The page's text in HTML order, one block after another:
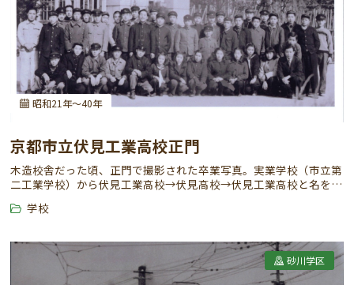
昭和21年～40年
京都市立伏見工業高校正門
木造校舎だった頃、正門で撮影された卒業写真。実業学校（市立第
二工業学校）から伏見工業高校→伏見高校→伏見工業高校と名を変
学校
砂川学区